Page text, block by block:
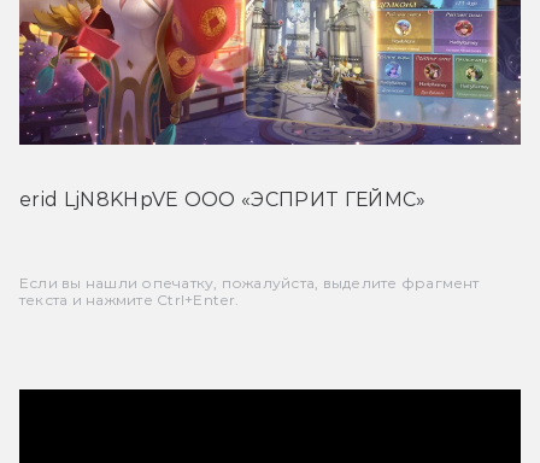
erid LjN8KHpVE ООО «ЭСПРИТ ГЕЙМС»
Если вы нашли опечатку, пожалуйста, выделите фрагмент
текста и нажмите Ctrl+Enter.